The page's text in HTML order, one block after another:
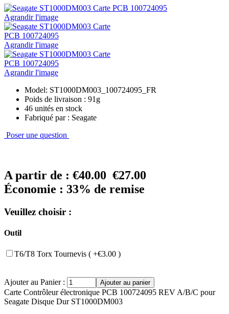
Agrandir l'image
Agrandir l'image
Agrandir l'image
Model: ST1000DM003_100724095_FR
Poids de livraison : 91g
46 unités en stock
Fabriqué par : Seagate
Poser une question
A partir de : €40.00 €27.00
Économie : 33% de remise
Veuillez choisir :
Outil
T6/T8 Torx Tournevis ( +€3.00 )
Ajouter au Panier :
Carte Contrôleur électronique PCB 100724095 REV A/B/C pour
Seagate Disque Dur ST1000DM003